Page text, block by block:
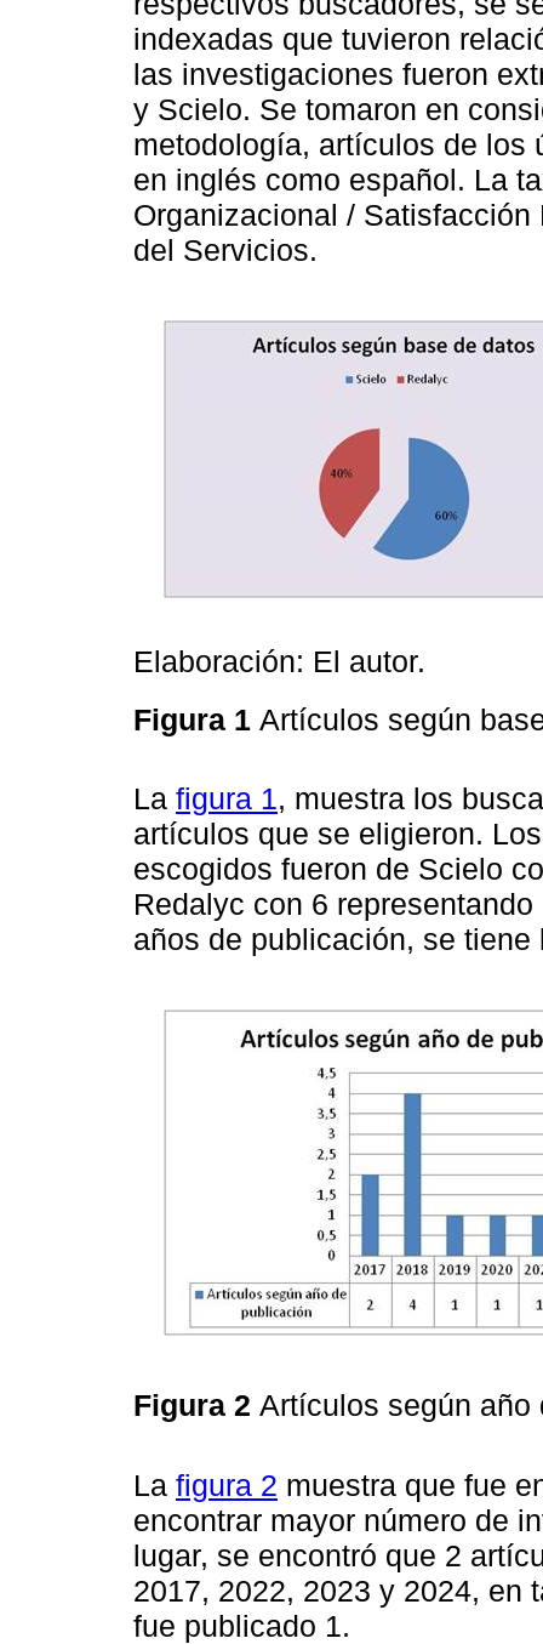
indexadas que tuvieron
las investigaciones fueron
y Scielo. Se tomaron en
metodología, artículos de los
en inglés como español. La
Organizacional /
del Servicios.
Elaboración: El autor.
Figura 1 Artículos según
La figura 1, muestra los
artículos que se eligieron.
escogidos fueron de Scielo
Redalyc con 6
años de publicación, se tiene
Figura 2 Artículos según
La figura 2 muestra que fue
encontrar mayor número de
lugar, se encontró que 2
2017, 2022, 2023 y 2024, en
fue publicado 1.